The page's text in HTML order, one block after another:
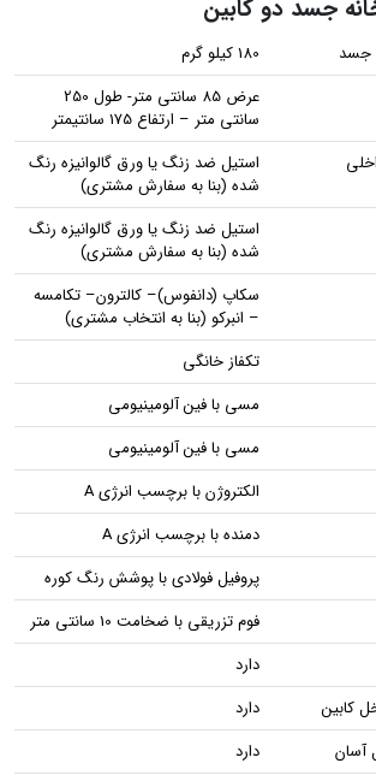
جسد دو کابین
جسد
180 کیلو گرم
عرض 85 سانتی متر- طول 250
سانتی متر – ارتفاع 175 سانتیمتر
استیل ضد زنگ یا ورق گالوانیزه رنگ
شده (بنا به سفارش مشتری)
استیل ضد زنگ یا ورق گالوانیزه رنگ
شده (بنا به سفارش مشتری)
سکاپ (دانفوس)– کالترون– تکامسه
– انبرکو (بنا به انتخاب مشتری)
تکفاز خانگی
مسی با فین آلومینیومی
مسی با فین آلومینیومی
الکتروژن با برچسب انرژی A
دمنده با برچسب انرژی A
پروفیل فولادی با پوشش رنگ کوره
فوم تزریقی با ضخامت 10 سانتی متر
دارد
کابین
دارد
دارد